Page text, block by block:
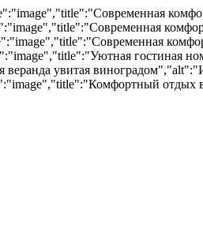
гостиная
увитая